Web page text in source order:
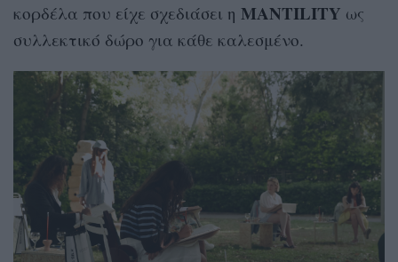
κορδέλα που είχε σχεδιάσει η MANTILITY ως
συλλεκτικό δώρο για κάθε καλεσμένο.